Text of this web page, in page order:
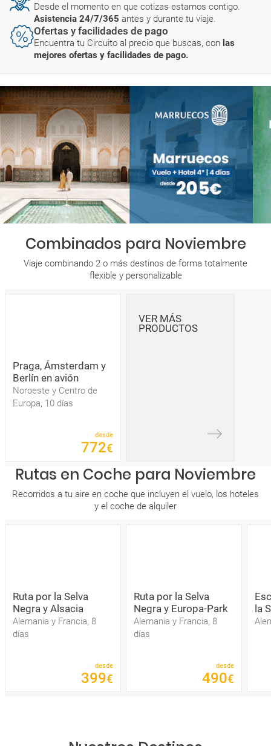
Desde el momento en que cotizas estamos contigo.
Asistencia 24/7/365 antes y durante tu viaje.
Ofertas y facilidades de pago
Encuentra tu Circuito al precio que buscas, con las
mejores ofertas y facilidades de pago.
Combinados para Noviembre
Viaje combinando 2 o más destinos de forma totalmente
flexible y personalizable
Praga, Ámsterdam y
Berlín en avión
Noroeste y Centro de
Europa, 10 días
desde
772€
VER MÁS
PRODUCTOS
Rutas en Coche para Noviembre
Recorridos a tu aire en coche que incluyen el vuelo, los hoteles
y el coche de alquiler
Ruta por la Selva
Negra y Alsacia
Alemania y Francia, 8
días
desde
399€
Ruta por la Selva
Negra y Europa-Park
Alemania y Francia, 8
días
desde
490€
la